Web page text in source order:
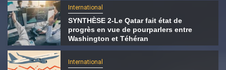
International
SYNTHÈSE 2-Le Qatar fait état de
progrès en vue de pourparlers entre
Washington et Téhéran
International